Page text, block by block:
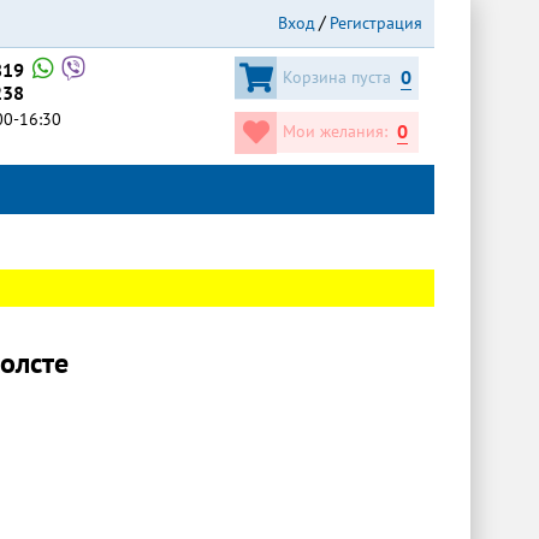
Вход Регистрация
16:30
Корзина пуста 0
Мои желания: 0